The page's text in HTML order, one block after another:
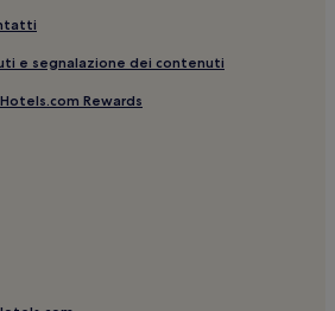
e segnalazione dei contenuti
Rewards